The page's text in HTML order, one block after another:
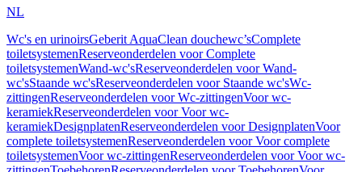
NL
Wc's en urinoirsGeberit AquaClean douchewc’sComplete
toiletsystemenReserveonderdelen voor Complete
toiletsystemenWand-wc'sReserveonderdelen voor Wand-
wc'sStaande wc'sReserveonderdelen voor Staande wc'sWc-
zittingenReserveonderdelen voor Wc-zittingenVoor wc-
keramiekReserveonderdelen voor Voor wc-
keramiekDesignplatenReserveonderdelen voor DesignplatenVoor
complete toiletsystemenReserveonderdelen voor Voor complete
toiletsystemenVoor wc-zittingenReserveonderdelen voor Voor wc-